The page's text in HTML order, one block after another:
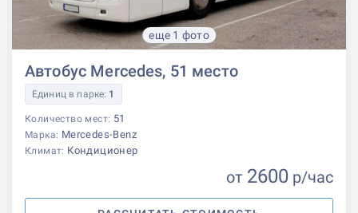
еще 1 фото
Автобус Mercedes, 51 место
Единиц в парке: 1
Количество мест: 51
Марка: Mercedes-Benz
Климат: Кондиционер
от 2600 р/час